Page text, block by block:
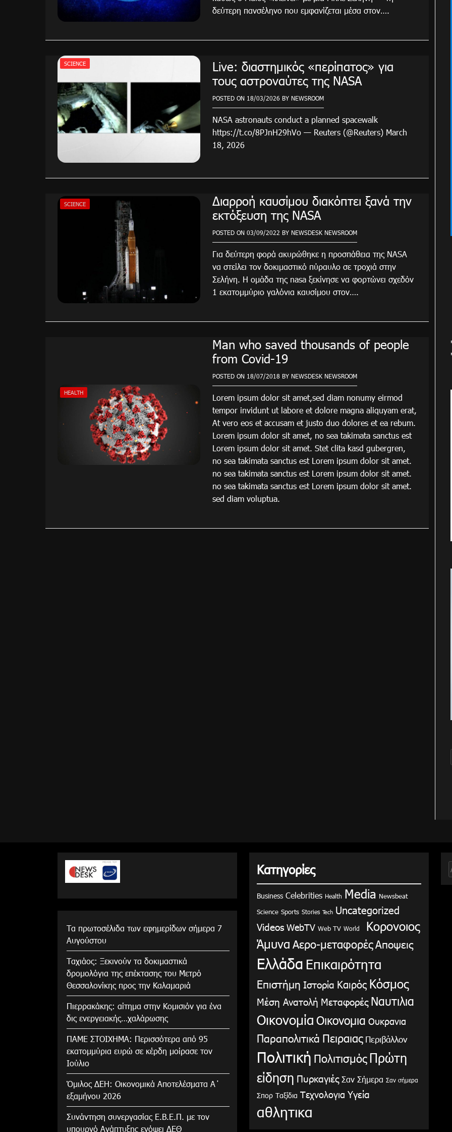
δεύτερη πανσέληνο που εμφανίζεται μέσα στον….
SCIENCE
Live: διαστημικός «περίπατος» για
τους αστροναύτες της NASA
POSTED ON 18/03/2026 BY NEWSROOM
NASA astronauts conduct a planned spacewalk
https://t.co/8PJnH29hVo — Reuters (@Reuters) March
18, 2026
SCIENCE
Διαρροή καυσίμου διακόπτει ξανά την
εκτόξευση της NASA
POSTED ON 03/09/2022 BY NEWSDESK NEWSROOM
Για δεύτερη φορά ακυρώθηκε η προσπάθεια της NASA
να στείλει τον δοκιμαστικό πύραυλο σε τροχιά στην
Σελήνη. Η ομάδα της nasa ξεκίνησε να φορτώνει σχεδόν
1 εκατομμύριο γαλόνια καυσίμου στον….
HEALTH
Man who saved thousands of people
from Covid-19
POSTED ON 18/07/2018 BY NEWSDESK NEWSROOM
Lorem ipsum dolor sit amet,sed diam nonumy eirmod
tempor invidunt ut labore et dolore magna aliquyam erat,
At vero eos et accusam et justo duo dolores et ea rebum.
Lorem ipsum dolor sit amet, no sea takimata sanctus est
Lorem ipsum dolor sit amet. Stet clita kasd gubergren,
no sea takimata sanctus est Lorem ipsum dolor sit amet.
no sea takimata sanctus est Lorem ipsum dolor sit amet.
no sea takimata sanctus est Lorem ipsum dolor sit amet.
sed diam voluptua.
Τα πρωτοσέλιδα των εφημερίδων σήμερα 7
Αυγούστου
Tαχιάος: Ξεκινούν τα δοκιμαστικά
δρομολόγια της επέκτασης του Μετρό
Θεσσαλονίκης προς την Καλαμαριά
Πιερρακάκης: αίτημα στην Κομισιόν για ένα
δις ενεργειακής…χαλάρωσης
ΠΑΜΕ ΣΤΟΙΧΗΜΑ: Περισσότερα από 95
εκατομμύρια ευρώ σε κέρδη μοίρασε τον
Ιούλιο
Όμιλος ΔΕΗ: Οικονομικά Αποτελέσματα Α΄
εξαμήνου 2026
Συνάντηση συνεργασίας Ε.Β.Ε.Π. με τον
υπουργό Ανάπτυξης ενόψει ΔΕΘ
Κατηγορίες
Business Celebrities Health Media Newsbeat
Science Sports Stories Tech Uncategorized
Videos WebTV Web TV World
Κορονοιος
Άμυνα Αερο-μεταφορέςΑποψεις
Ελλάδα Επικαιρότητα
Επιστήμη Ιστορία Καιρός Κόσμος
Μέση Ανατολή Μεταφορές Ναυτιλια
Οικονομία Οικονομια Ουκρανια
Παραπολιτικά Πειραιας Περιβάλλον
Πολιτική Πολιτισμός Πρώτη
είδηση Πυρκαγιές Σαν Σήμερα Σαν σήμερα
Σπορ Ταξίδια Τεχνολογια Υγεία
αθλητικα